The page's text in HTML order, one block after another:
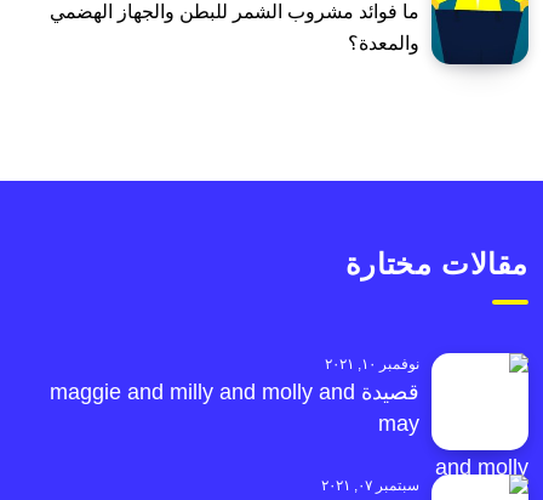
ما فوائد مشروب الشمر للبطن والجهاز الهضمي
والمعدة؟
مقالات مختارة
نوفمبر ١٠, ٢٠٢١
قصيدة maggie and milly and molly and
may
سبتمبر ٠٧, ٢٠٢١